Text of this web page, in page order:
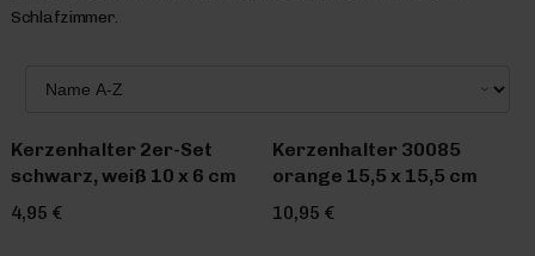
Schlafzimmer.
Kerzenhalter 2er-Set
schwarz, weiß 10 x 6 cm
4,95 €
Kerzenhalter 30085
orange 15,5 x 15,5 cm
10,95 €